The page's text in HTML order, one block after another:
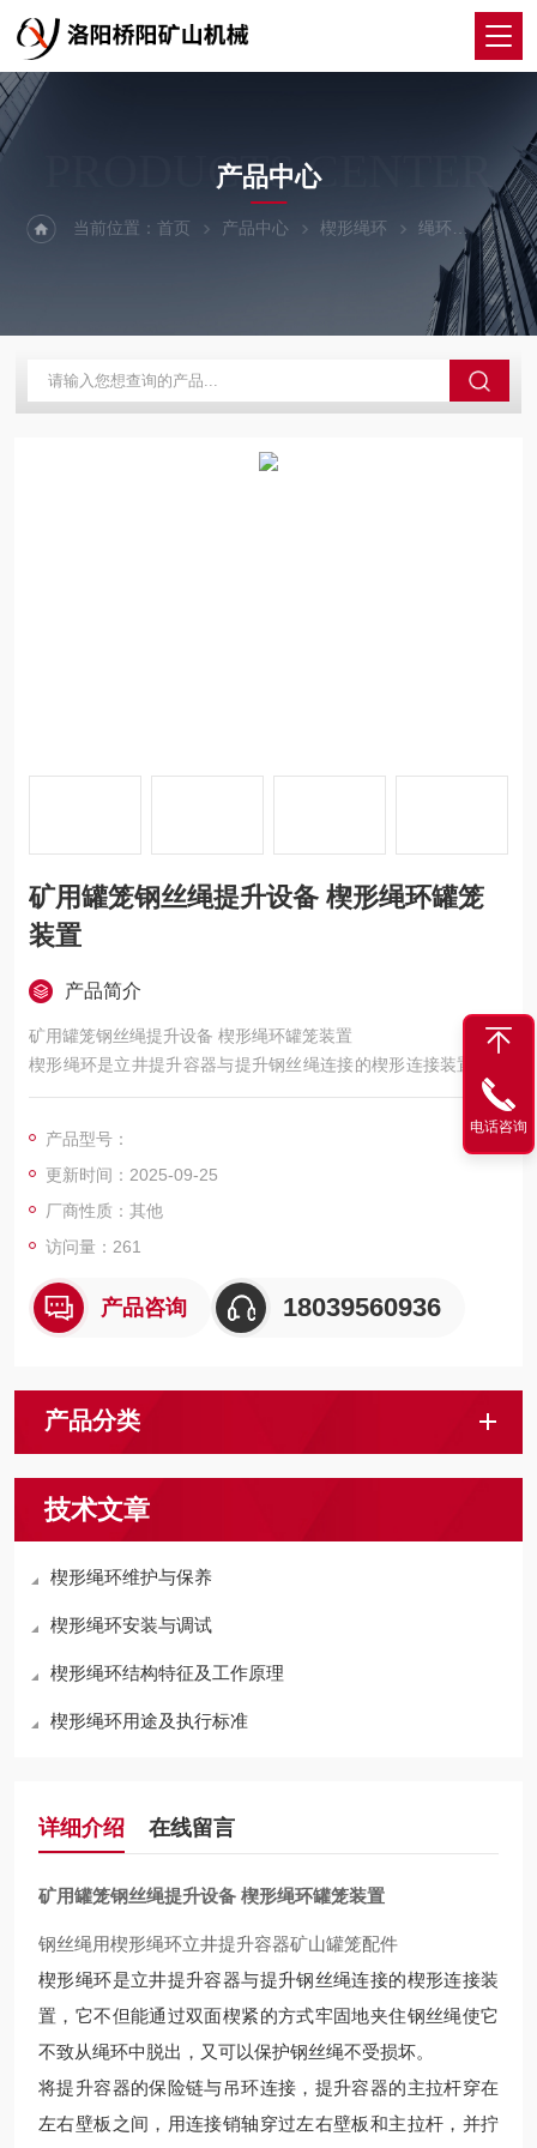
PRODUCTS CENTER
产品中心
当前位置：首页 产品中心 楔形绳环 绳环 矿用
矿用罐笼钢丝绳提升设备 楔形绳环罐笼
装置
产品简介
矿用罐笼钢丝绳提升设备 楔形绳环罐笼装置
楔形绳环是立井提升容器与提升钢丝绳连接的楔形连接装置，它
不但能通过双面楔紧的方式牢固地夹住钢丝绳使它不致从绳环中
产品型号：
更新时间：2025-09-25
厂商性质：其他
访问量：261
产品咨询 18039560936
产品分类
技术文章
楔形绳环维护与保养
楔形绳环安装与调试
楔形绳环结构特征及工作原理
楔形绳环用途及执行标准
详细介绍 在线留言
矿用罐笼钢丝绳提升设备 楔形绳环罐笼装置
钢丝绳用楔形绳环立井提升容器矿山罐笼配件
楔形绳环是立井提升容器与提升钢丝绳连接的楔形连接装
置，它不但能通过双面楔紧的方式牢固地夹住钢丝绳使它
不致从绳环中脱出，又可以保护钢丝绳不受损坏。
将提升容器的保险链与吊环连接，提升容器的主拉杆穿在
左右壁板之间，用连接销轴穿过左右壁板和主拉杆，并拧
电话咨询